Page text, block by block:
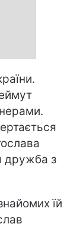
дружба з
їй